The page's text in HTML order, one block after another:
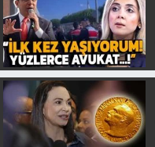
Kimdir
Koronavirüs
Kültür Sanat
Ne demişti